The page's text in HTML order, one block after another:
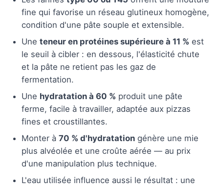
fine qui favorise un réseau glutineux homogène,
condition d'une pâte souple et extensible.
Une teneur en protéines supérieure à 11 % est
le seuil à cibler : en dessous, l'élasticité chute
et la pâte ne retient pas les gaz de
fermentation.
Une hydratation à 60 % produit une pâte
ferme, facile à travailler, adaptée aux pizzas
fines et croustillantes.
Monter à 70 % d'hydratation génère une mie
plus alvéolée et une croûte aérée — au prix
d'une manipulation plus technique.
L'eau utilisée influence aussi le résultat : une